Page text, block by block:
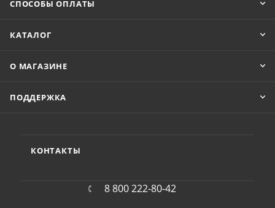
СПОСОБЫ ОПЛАТЫ
КАТАЛОГ
О МАГАЗИНЕ
ПОДДЕРЖКА
КОНТАКТЫ
8 800 222-80-42